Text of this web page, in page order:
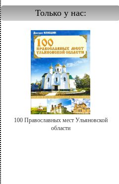
Только у нас:
100 Православных мест Ульяновской
области